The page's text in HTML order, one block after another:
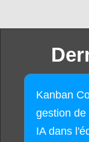
Kanban
gestion
IA dans